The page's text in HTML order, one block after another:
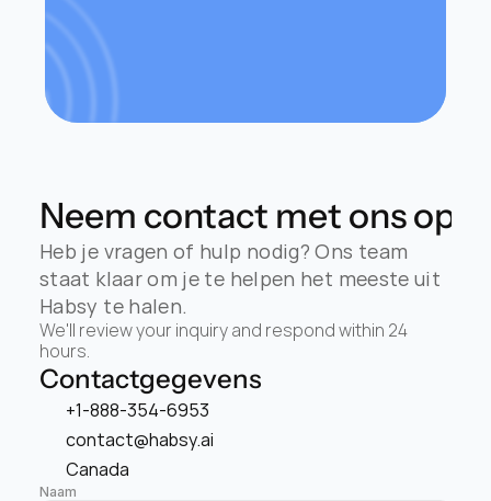
Neem contact met ons op
Heb je vragen of hulp nodig? Ons team
staat klaar om je te helpen het meeste uit
Habsy te halen.
We'll review your inquiry and respond within 24
hours.
Contactgegevens
+1-888-354-6953
contact@habsy.ai
Canada
Naam